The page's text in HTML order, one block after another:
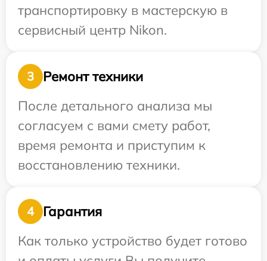
транспортировку в мастерскую в
сервисный центр Nikon.
3
Ремонт техники
После детального анализа мы
согласуем с вами смету работ,
время ремонта и приступим к
восстановлению техники.
4
Гарантия
Как только устройство будет готово